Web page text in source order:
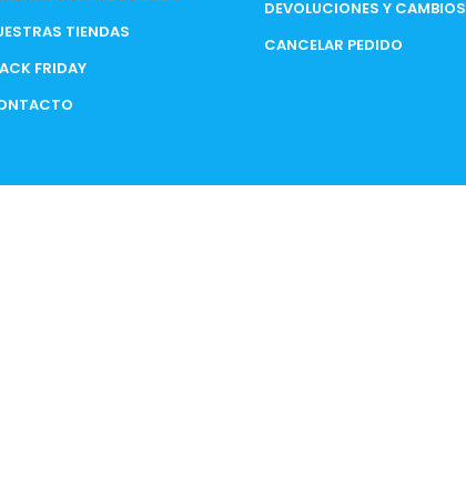
TIENDAS
FRIDAY
DEVOLUCIONES Y CAMBIOS
CANCELAR PEDIDO